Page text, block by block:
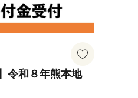
令和８年熊本地